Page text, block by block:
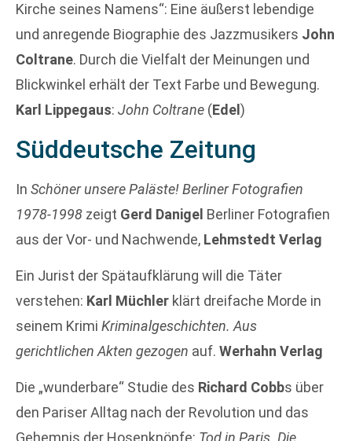
Kirche seines Namens“: Eine äußerst lebendige
und anregende Biographie des Jazzmusikers John
Coltrane. Durch die Vielfalt der Meinungen und
Blickwinkel erhält der Text Farbe und Bewegung.
Karl Lippegaus: John Coltrane (Edel )
Süddeutsche Zeitung
In Schöner unsere Paläste! Berliner Fotografien
1978-1998 zeigt Gerd Danigel Berliner Fotografien
aus der Vor- und Nachwende, Lehmstedt Verlag
Ein Jurist der Spätaufklärung will die Täter
verstehen: Karl Müchler klärt dreifache Morde in
seinem Krimi Kriminalgeschichten. Aus
gerichtlichen Akten gezogen auf. Werhahn Verlag
Die „wunderbare“ Studie des Richard Cobbs über
den Pariser Alltag nach der Revolution und das